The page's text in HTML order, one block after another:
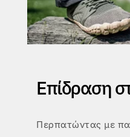
Επίδραση
Περπατώντας με